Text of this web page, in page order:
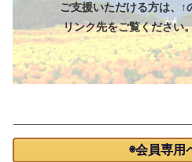
ご支援いただける方は、↑
リンク先をご覧ください
◉会員専用